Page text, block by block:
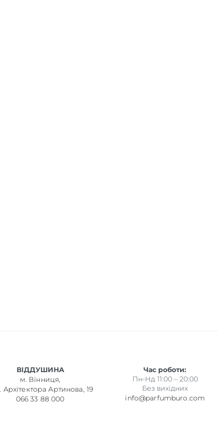
ВІДДУШИНА
м. Вінниця,
Архітектора Артинова, 19
066 33 88 000
Час роботи:
Пн-Нд 11:00 – 20:00
Без вихідних
info@parfumburo.com